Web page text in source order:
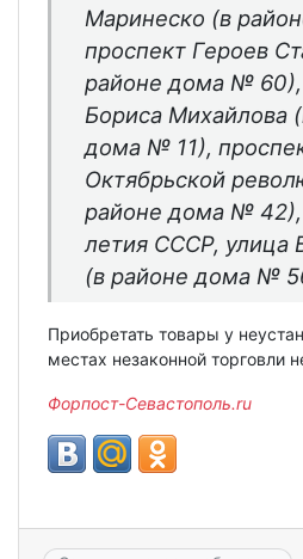
Маринеско (в
проспект Героев
районе дома № 60),
Бориса Михайлова
дома № 11),
Октябрьской
районе дома №
летия СССР, улица
(в районе дома №
Приобретать товары у
местах незаконной торговли
Форпост-Севастополь.ru